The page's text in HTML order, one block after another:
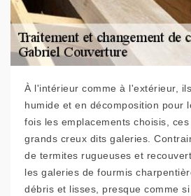
À l'intérieur comme à l'extérieur,
humide et en décomposition pour
fois les emplacements choisis,
grands creux dits galeries.
de termites rugueuses et
les galeries de fourmis
débris et lisses, presque comme